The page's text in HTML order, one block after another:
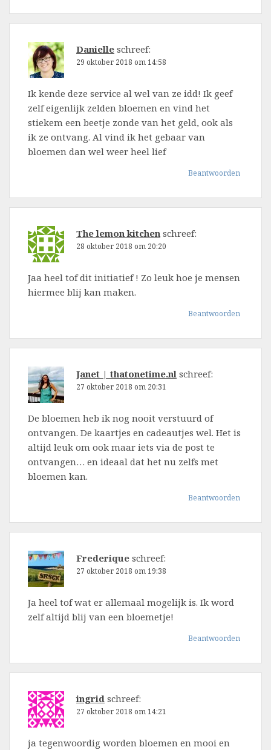
Danielle schreef:
29 oktober 2018 om 14:58
Ik kende deze service al wel van ze idd! Ik geef
zelf eigenlijk zelden bloemen en vind het
stiekem een beetje zonde van het geld, ook als
ik ze ontvang. Al vind ik het gebaar van
bloemen dan wel weer heel lief
Beantwoorden
The lemon kitchen schreef:
28 oktober 2018 om 20:20
Jaa heel tof dit initiatief ! Zo leuk hoe je mensen
hiermee blij kan maken.
Beantwoorden
Janet | thatonetime.nl schreef:
27 oktober 2018 om 20:31
De bloemen heb ik nog nooit verstuurd of
ontvangen. De kaartjes en cadeautjes wel. Het is
altijd leuk om ook maar iets via de post te
ontvangen… en ideaal dat het nu zelfs met
bloemen kan.
Beantwoorden
Frederique schreef:
27 oktober 2018 om 19:38
Ja heel tof wat er allemaal mogelijk is. Ik word
zelf altijd blij van een bloemetje!
Beantwoorden
ingrid schreef:
27 oktober 2018 om 14:21
ja tegenwoordig worden bloemen en mooi en